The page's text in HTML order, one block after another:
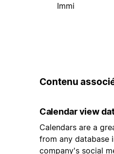
Immi
Contenu
Calendar view
Calendars are a
from any database
company's social